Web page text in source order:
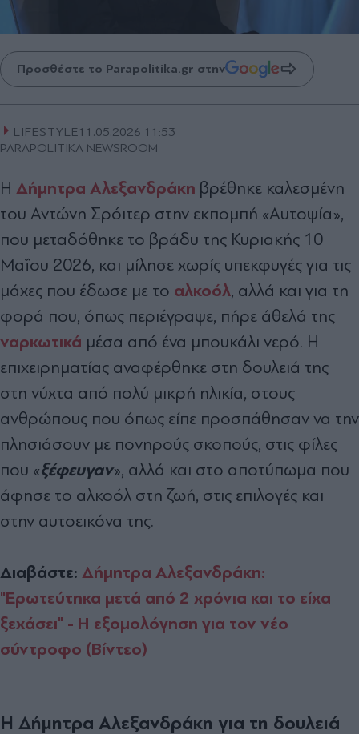
Προσθέστε το Parapolitika.gr στην
LIFESTYLE11.05.2026 11:53
PARAPOLITIKA NEWSROOM
Η Δήμητρα Αλεξανδράκη βρέθηκε καλεσμένη
του Αντώνη Σρόιτερ στην εκπομπή «Αυτοψία»,
που μεταδόθηκε το βράδυ της Κυριακής 10
Μαΐου 2026, και μίλησε χωρίς υπεκφυγές για τις
μάχες που έδωσε με το αλκοόλ, αλλά και για τη
φορά που, όπως περιέγραψε, πήρε άθελά της
ναρκωτικά μέσα από ένα μπουκάλι νερό. Η
επιχειρηματίας αναφέρθηκε στη δουλειά της
στη νύχτα από πολύ μικρή ηλικία, στους
ανθρώπους που όπως είπε προσπάθησαν να την
πλησιάσουν με πονηρούς σκοπούς, στις φίλες
που «ξέφευγαν», αλλά και στο αποτύπωμα που
άφησε το αλκοόλ στη ζωή, στις επιλογές και
στην αυτοεικόνα της.
Διαβάστε: Δήμητρα Αλεξανδράκη:
"Ερωτεύτηκα μετά από 2 χρόνια και το είχα
ξεχάσει" - Η εξομολόγηση για τον νέο
σύντροφο (Βίντεο)
Η Δήμητρα Αλεξανδράκη για τη δουλειά